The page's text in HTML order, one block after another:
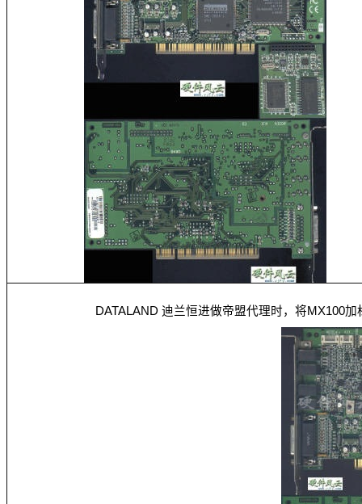
DATALAND 迪兰恒进做帝盟代理时，将MX100